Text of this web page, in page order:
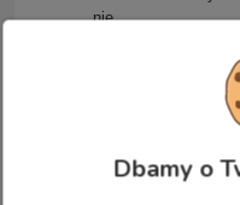
nie.
Aktywność:
Pokrowiec
Dbamy o